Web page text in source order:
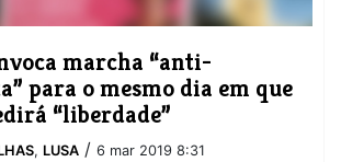
marcha “anti-
para o mesmo dia em que
“liberdade”
, LUSA / 6 mar 2019 8:31